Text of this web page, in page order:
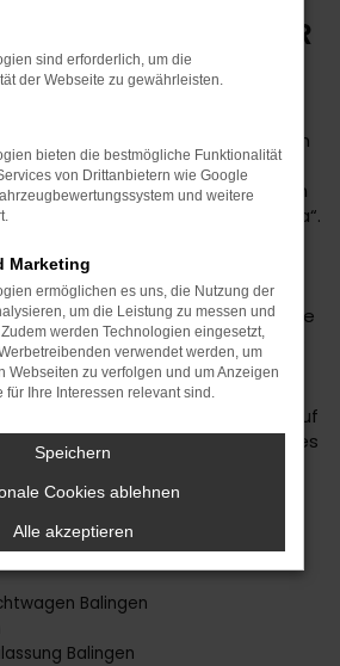
– ERSTKLASSIG FÜR
kluge Wahl für Ihre Mobilität in
Fahrzeug gehen
und emotionale Aspekte Hand in
den Ausschlag für ein klares „Ja“.
Kia Sportage ist die
davon, ob Sie sich für einen
damit für ein älteres Baujahr
Neuwagen wählen erhalten Sie
Modell. Wir vom Autohaus Daub
Sportage zu einem exzellenten
zudem immer wieder das
Wenn Sie Ihre Mobilität auf
und Umgebung auf ein neues
ist der Kia Sportage bestens
Balingen
Balingen
sind erforderlich, um die
der Webseite zu gewährleisten.
bieten die bestmögliche Funktionalität
von Drittanbietern wie Google
und weitere
Marketing
ermöglichen es uns, die Nutzung der
um die Leistung zu messen und
werden Technologien eingesetzt,
verwendet werden, um
Webseiten zu verfolgen und um Anzeigen
für Ihre Interessen relevant sind.
Speichern
Cookies ablehnen
Alle akzeptieren